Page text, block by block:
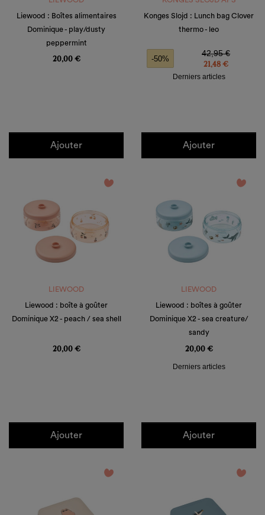
Créer une liste d'envies
((cancelText))
Liewood : Boîtes alimentaires
Dominique - play/dusty
peppermint
Prix
20,00 €
Ajouter
Konges Slojd : Lunch bag Clover
thermo - leo
Prix de base
42,95 €
-50%
Prix
21,48 €
Derniers articles
Ajouter
favorite_border
LIEWOOD
Liewood : boîte à goûter
Dominique X2 - peach / sea shell
20,00 €
Ajouter
favorite_border
LIEWOOD
Liewood : boîtes à goûter
Dominique X2 - sea creature/
sandy
20,00 €
Derniers articles
Ajouter
favorite_border favorite_border